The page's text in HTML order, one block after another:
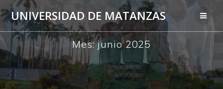
Saltar
al
contenido
UNIVERSIDAD DE MATANZAS
Mes:junio 2025